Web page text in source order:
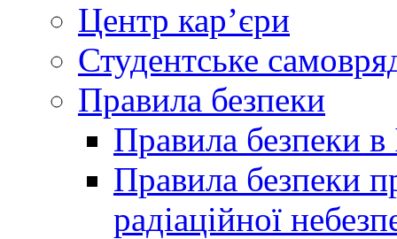
Центр кар’єри
Студентське
Правила безпеки
Правила безпеки в
Правила безпеки
радіаційної